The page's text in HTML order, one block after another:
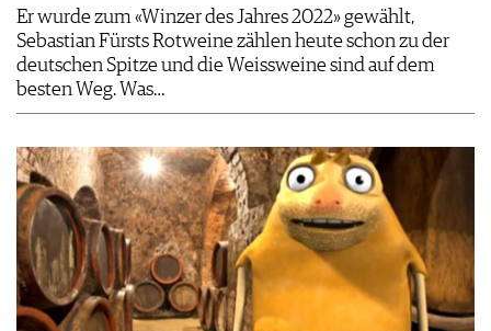
Er wurde zum «Winzer des Jahres 2022» gewählt,
Sebastian Fürsts Rotweine zählen heute schon zu der
deutschen Spitze und die Weissweine sind auf dem
besten Weg. Was…